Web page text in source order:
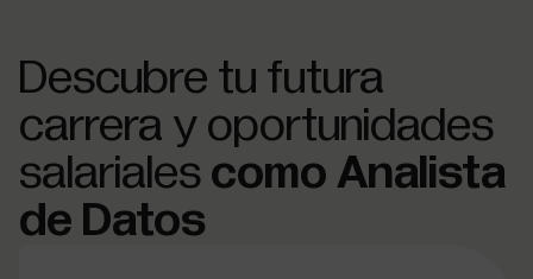
Descubre tu futura
carrera y oportunidades
salariales como Analista
de Datos